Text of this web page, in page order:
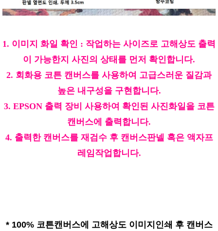
1. 이미지 화일 확인 : 작업하는 사이즈로 고해상도 출력
이 가능한지 사진의 상태를 먼저 확인합니다.
2. 회화용 코튼 캔버스를 사용하여 고급스러운 질감과
높은 내구성을 구현합니다.
3. EPSON 출력 장비 사용하여 확인된 사진화일을 코튼
캔버스에 출력합니다.
4. 출력한 캔버스를 재검수 후 캔버스판넬 혹은 액자프
레임작업합니다.
* 100% 코튼캔버스에 고해상도 이미지인쇄 후 캔버스